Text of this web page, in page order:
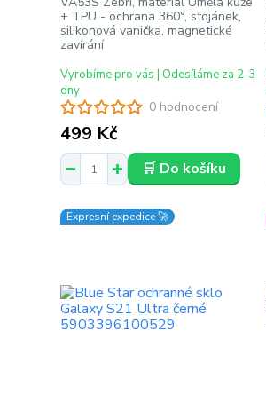
0 hodnocení
+ TPU - ochrana 360°, stojánek,
silikonová vanička, magnetické
zavírání
499 Kč
Vyrobíme pro vás | Odesíláme za 2-3
dny
🛒 Do košíku
Expresní expedice 🚀